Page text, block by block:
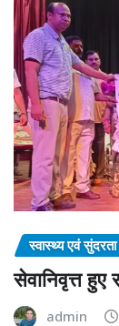
स्वास्थ्य एवं सुंदरता
सेवानिवृत्त हुए
admin